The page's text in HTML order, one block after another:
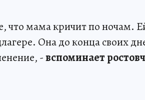
что мама кричит по ночам.
Она до конца своих
-вспоминает